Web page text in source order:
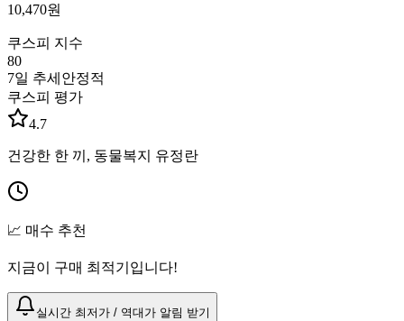
10,470원
쿠스피 지수
80
7일 추세 안정적
쿠스피 평가
4.7
건강한 한 끼, 동물복지 유정란
📈 매수 추천
지금이 구매 최적기입니다!
실시간 최저가 / 역대가 알림 받기